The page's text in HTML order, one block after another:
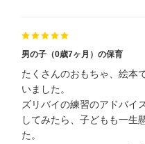
男の子（0歳7ヶ月）の保育
たくさんのおもちゃ、絵本
いました。
ズリバイの練習のアドバイ
してみたら、子どもも一生
た。